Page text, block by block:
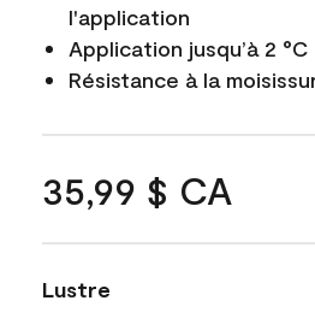
l'application
Application jusqu’à 2 °C
Résistance à la
35,99 $ CA
Lustre